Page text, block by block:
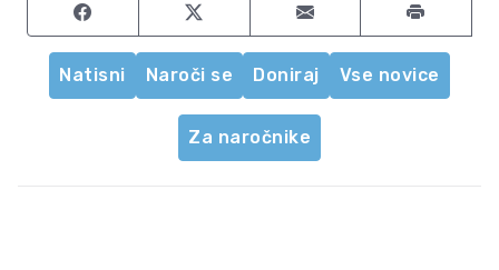
Share on FacebookShare on TwitterShare by email
Natisni Naroči se Doniraj Vse novice
Za naročnike